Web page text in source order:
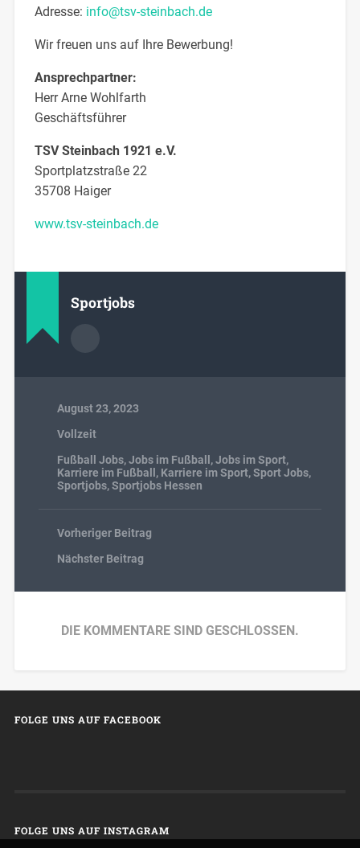
Adresse: info@tsv-steinbach.de
Wir freuen uns auf Ihre Bewerbung!
Ansprechpartner:
Herr Arne Wohlfarth
Geschäftsführer
TSV Steinbach 1921 e.V.
Sportplatzstraße 22
35708 Haiger
www.tsv-steinbach.de
Sportjobs
August 23, 2023
Vollzeit
Fußball Jobs,Jobs im Fußball ,Jobs im Sport,
Karriere im Fußball , Karriere im Sport,Sport Jobs,
Sportjobs,Sportjobs Hessen
Vorheriger Beitrag
Nächster Beitrag
DIE KOMMENTARE SIND GESCHLOSSEN.
FOLGE UNS AUF FACEBOOK
FOLGE UNS AUF INSTAGRAM